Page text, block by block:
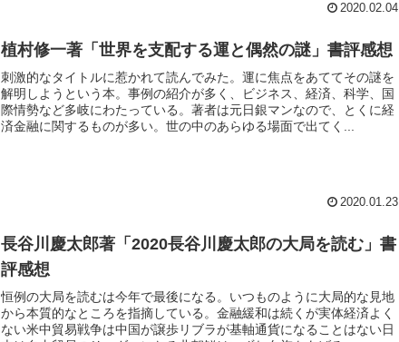
2020.02.04
植村修一著「世界を支配する運と偶然の謎」書評感想
刺激的なタイトルに惹かれて読んでみた。運に焦点をあててその謎を
解明しようという本。事例の紹介が多く、ビジネス、経済、科学、国
際情勢など多岐にわたっている。著者は元日銀マンなので、とくに経
済金融に関するものが多い。世の中のあらゆる場面で出てく...
2020.01.23
長谷川慶太郎著「2020長谷川慶太郎の大局を読む」書
評感想
恒例の大局を読むは今年で最後になる。いつものように大局的な見地
から本質的なところを指摘している。金融緩和は続くが実体経済よく
ない米中貿易戦争は中国が譲歩リブラが基軸通貨になることはない日